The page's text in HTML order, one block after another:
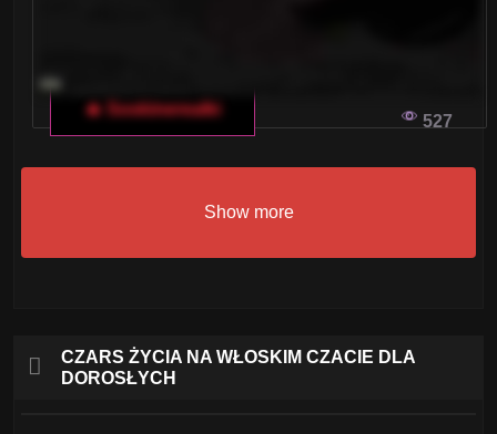
🔥 Soskinerealki
527
Show more
CZARS ŻYCIA NA WŁOSKIM CZACIE DLA
DOROSŁYCH